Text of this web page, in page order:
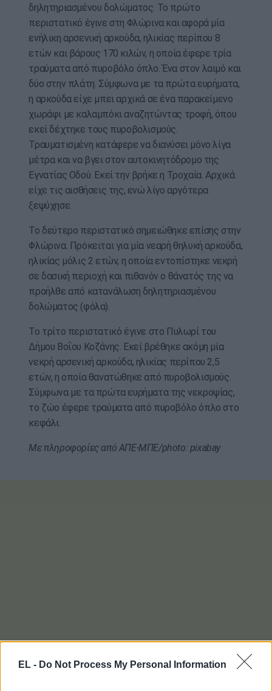
EL - Do Not Process My Personal Information
δηλητηριασμένου δολώματος. Το πρώτο
περιστατικό έγινε στη Φλώρινα και αφορά μία
ενήλικη αρσενική αρκούδα, ηλικίας περίπου 8
ετών και βάρους 170 κιλών, η οποία έφερε τρία
τραύματα από πυροβόλο όπλο. Ένα στον λαιμό και
δύο στην πλάτη. Σύμφωνα με τα πρώτα ευρήματα,
η αρκούδα είχε μπει αρχικά σε ένα παρακείμενο
χωράφι με καλαμπόκι αναζητώντας τροφή, όπου
εκεί δέχτηκε τους πυροβολισμούς.
Τραυματισμένη κατάφερε να διανύσει μόνο λίγα
μέτρα και να βγει στον αυτοκινητόδρομο της
Εγνατίας Οδού. Εκεί την βρήκε η Τροχαία. Αρχικά
είχε τις αισθήσεις της, ενώ λίγο αργότερα
ξεψύχησε.
Το δεύτερο περιστατικό σημειώθηκε επίσης στην
Φλώρινα. Πρόκειται για μία νεαρή θηλυκή αρκούδα,
ηλικίας μόλις 2 ετών, η οποία εντοπίστηκε νεκρή
σε δασική περιοχή και πιθανόν ο θάνατός της να
προήλθε από κατανάλωση δηλητηριασμένου
δολώματος (φόλα).
Το τρίτο περιστατικό έγινε στο Πυλωρί του
Δήμου Βοΐου Κοζάνης. Εκεί βρέθηκε ακόμη μία
νεκρή αρσενική αρκούδα, ηλικίας περίπου 2,5
ετών, η οποία θανατώθηκε από πυροβολισμούς.
Σύμφωνα με τα πρώτα ευρήματα της νεκροψίας,
το ζώο έφερε τραύματα από πυροβόλο όπλο στο
κεφάλι.
Με πληροφορίες από ΑΠΕ-ΜΠΕ/photo: pixabay